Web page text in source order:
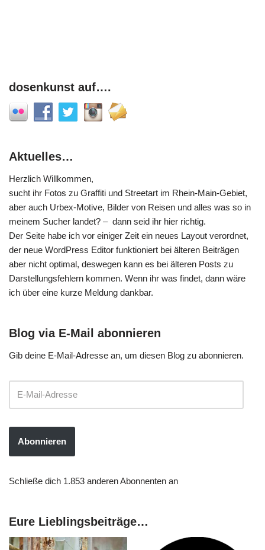
dosenkunst auf….
Aktuelles…
Herzlich Willkommen,
sucht ihr Fotos zu Graffiti und Streetart im Rhein-Main-Gebiet,
aber auch Urbex-Motive, Bilder von Reisen und alles was so in
meinem Sucher landet? – dann seid ihr hier richtig.
Der Seite habe ich vor einiger Zeit ein neues Layout verordnet,
der neue WordPress Editor funktioniert bei älteren Beiträgen
aber nicht optimal, deswegen kann es bei älteren Posts zu
Darstellungsfehlern kommen. Wenn ihr was findet, dann wäre
ich über eine kurze Meldung dankbar.
Blog via E-Mail abonnieren
Gib deine E-Mail-Adresse an, um diesen Blog zu abonnieren.
Abonnieren
Schließe dich 1.853 anderen Abonnenten an
Eure Lieblingsbeiträge…